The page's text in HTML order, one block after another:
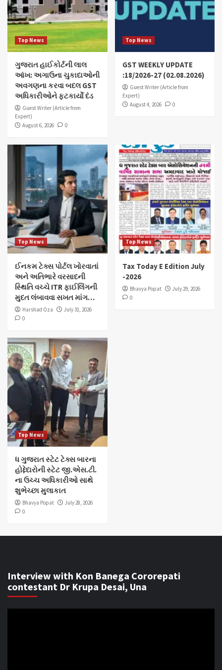
Top News
ગુજરાત હાઈકોર્ટની લાલ
આંખ: અગાઉના ચુકાદાઓની
અવગણના કરવા બદલ GST
અધિકારીઓને ફટકાર્યો દંડ
Guest Writer (Article from
Expert)
August 6, 2026
0
Top News
GST WEEKLY UPDATE
:18/2026-27 (02.08.2026)
Guest Writer (Article from
Expert)
August 4, 2026
0
Top News
ઈનકમ ટેક્સ પોર્ટલ ખોરવાતાં
અને અતિભારે વરસાદની
સ્થિતિ વચ્ચે ITR ફાઈલિંગની
મુદત લંબાવવા સખત માંગ…
Harshad Oza
July 31, 2026
0
Top News
Tax Today E Edition July
-2026
Bhavya Popat
July 29, 2026
0
Top News
ધ ગુજરાત સ્ટેટ ટેક્સ બારના
હોદ્દેદારોની સ્ટેટ જી.એસ.ટી.
ના ઉચ્ચ અધિકારીઓ સાથે
શુભેચ્છા મુલાકાત
Bhavya Popat
July 28, 2026
0
Interview with Kon Banega Cororepati
contestant Dr Krupa Desai, Una